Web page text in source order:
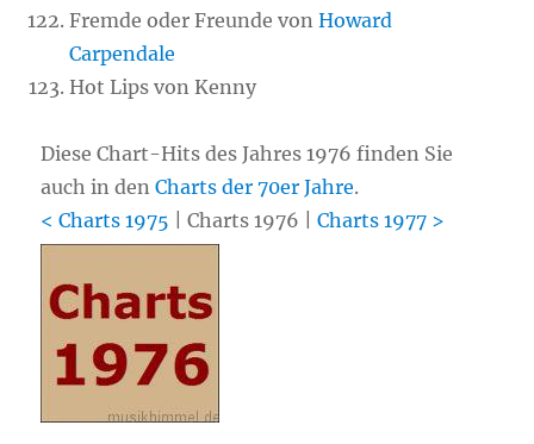
Fremde oder Freunde vonHoward
Carpendale
Hot Lips von Kenny
Diese Chart-Hits des Jahres 1976 finden Sie
auch in denCharts der 70er Jahre.
< Charts 1975 | Charts 1976 |Charts 1977 >